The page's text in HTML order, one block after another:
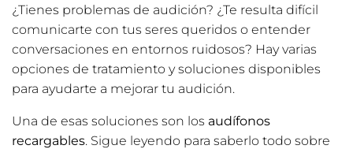
¿Tienes problemas de audición? ¿Te resulta difícil
comunicarte con tus seres queridos o entender
conversaciones en entornos ruidosos? Hay varias
opciones de tratamiento y soluciones disponibles
para ayudarte a mejorar tu audición.
Una de esas soluciones son los audífonos
recargables. Sigue leyendo para saberlo todo sobre